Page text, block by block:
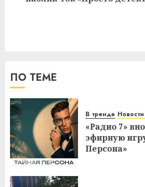
запись:
ПО ТЕМЕ
В тренде
«Радио 7»
эфирную
Персона»